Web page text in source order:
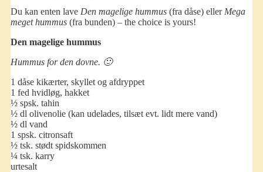
Du kan enten lave Den magelige hummus(fra dåse) eller Mega
meget hummus(fra bunden) – the choice is yours!
Den magelige hummus
Hummus for den dovne. 🙂
1 dåse kikærter, skyllet og afdryppet
1 fed hvidløg, hakket
½ spsk. tahin
½ dl olivenolie (kan udelades, tilsæt evt. lidt mere vand)
½ dl vand
1 spsk. citronsaft
½ tsk. stødt spidskommen
¼ tsk. karry
urtesalt